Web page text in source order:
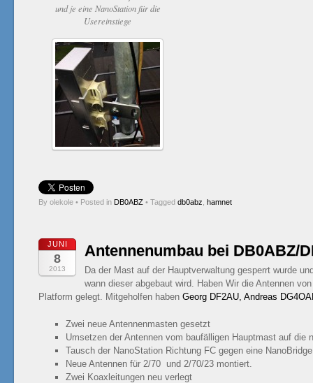
und je eine NanoStation für die
Usereinstiege
By olekole • Posted in DB0ABZ • Tagged db0abz hamnet
JUNI
8
2013
Antennenumbau bei DB0ABZ/
Da der Mast auf der Hauptverwaltung gesperrt wurde
wann dieser abgebaut wird. Haben Wir die Antennen
Platform gelegt. Mitgeholfen haben Georg DF2AU, Andreas
Zwei neue Antennenmasten gesetzt
Umsetzen der Antennen vom baufälligen Hauptmast auf die
Tausch der NanoStation Richtung FC gegen eine
Neue Antennen für 2/70 und 2/70/23 montiert.
Zwei Koaxleitungen neu verlegt